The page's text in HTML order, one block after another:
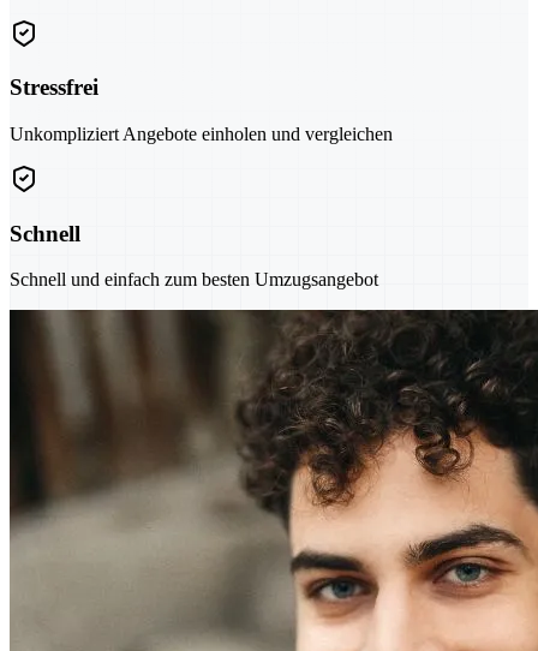
Stressfrei
Unkompliziert Angebote einholen und vergleichen
Schnell
Schnell und einfach zum besten Umzugsangebot